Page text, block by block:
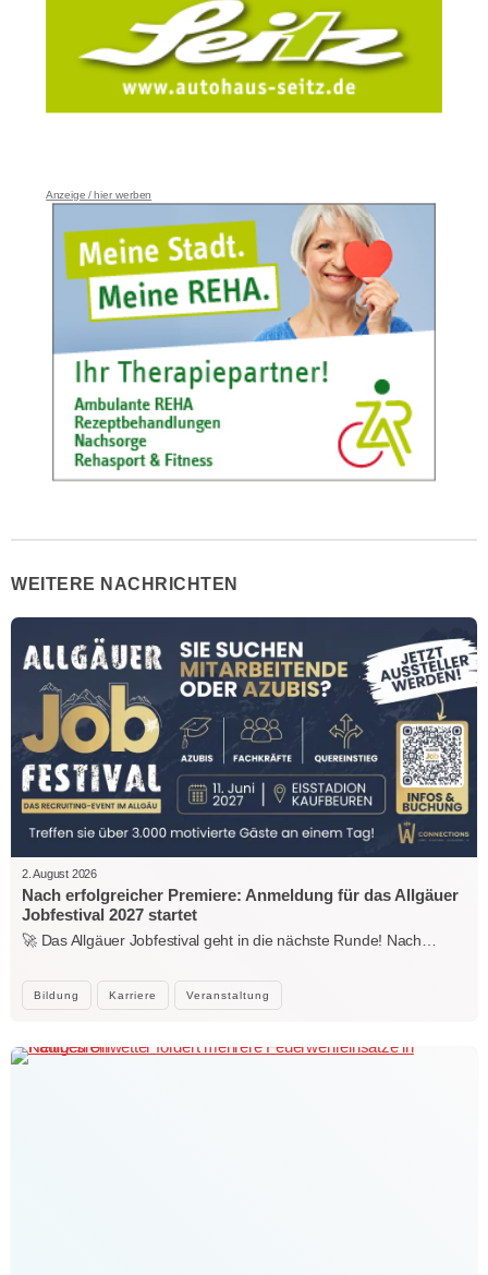
Anzeige / hier werben
WEITERE NACHRICHTEN
Bildung Karriere Veranstaltung
2. August 2026
Nach erfolgreicher Premiere: Anmeldung für das Allgäuer
Jobfestival 2027 startet
🚀 Das Allgäuer Jobfestival geht in die nächste Runde! Nach…